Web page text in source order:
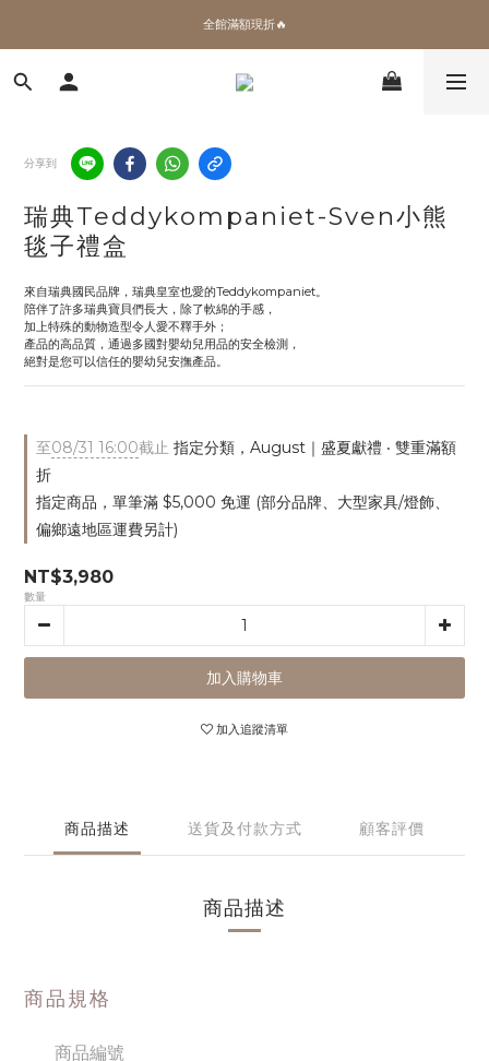
✨加入會員 即領100購物金🎫
全館滿額現折🔥
加拿大Umbra．買千送百🎫
分享到
瑞典Teddykompaniet-Sven小熊
毯子禮盒
來自瑞典國民品牌，瑞典皇室也愛的Teddykompaniet。
陪伴了許多瑞典寶貝們長大，除了軟綿的手感，
加上特殊的動物造型令人愛不釋手外；
產品的高品質，通過多國對嬰幼兒用品的安全檢測，
絕對是您可以信任的嬰幼兒安撫產品。
至08/31 16:00截止 指定分類，August｜盛夏獻禮 ‧ 雙重滿額
折
指定商品，單筆滿 $5,000 免運 (部分品牌、大型家具/燈飾、
偏鄉遠地區運費另計)
NT$3,980
數量
加入購物車
加入追蹤清單
商品描述 送貨及付款方式 顧客評價
商品描述
商品規格
商品編號